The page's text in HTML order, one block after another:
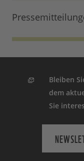
Bleiben
dem
Sie